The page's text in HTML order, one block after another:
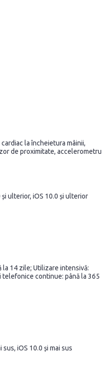
la încheietura mâinii,
de proximitate, accelerometru
ulterior, iOS 10.0 și ulterior
la 14 zile; Utilizare intensivă:
telefonice continue: până la 365
sus, iOS 10.0 și mai sus